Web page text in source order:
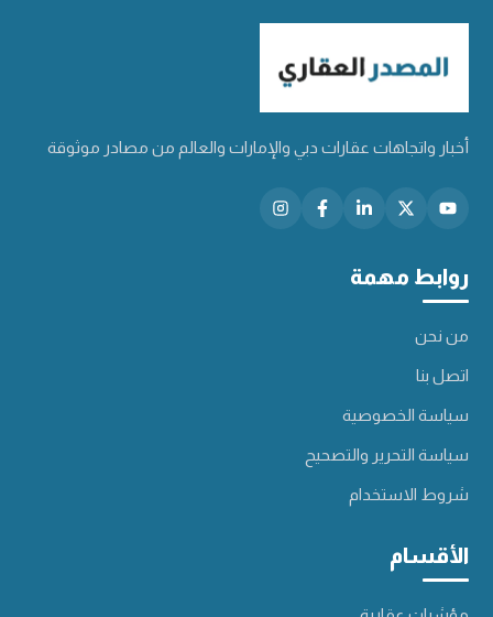
أخبار واتجاهات عقارات دبي والإمارات والعالم من مصادر موثوقة
روابط مهمة
من نحن
اتصل بنا
سياسة الخصوصية
سياسة التحرير والتصحيح
شروط الاستخدام
الأقسام